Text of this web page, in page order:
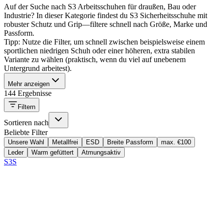
Auf der Suche nach S3 Arbeitsschuhen für draußen, Bau oder
Industrie? In dieser Kategorie findest du S3 Sicherheitsschuhe mit
robuster Schutz und Grip—filtere schnell nach Größe, Marke und
Passform.
Tipp: Nutze die Filter, um schnell zwischen beispielsweise einem
sportlichen niedrigen Schuh oder einer höheren, extra stabilen
Variante zu wählen (praktisch, wenn du viel auf unebenem
Untergrund arbeitest).
Mehr anzeigen
144 Ergebnisse
Filtern
Sortieren nach
Beliebte Filter
Unsere Wahl Metallfrei ESD Breite Passform
max. €100
Leder
Warm gefüttert Atmungsaktiv
S3S